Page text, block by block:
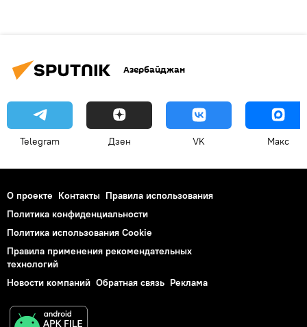
Азербайджан
Telegram Дзен VK Макс
О проекте Контакты Правила использования
Политика конфиденциальности
Политика использования Cookie
Правила применения рекомендательных
технологий
Новости компаний Обратная связь Реклама